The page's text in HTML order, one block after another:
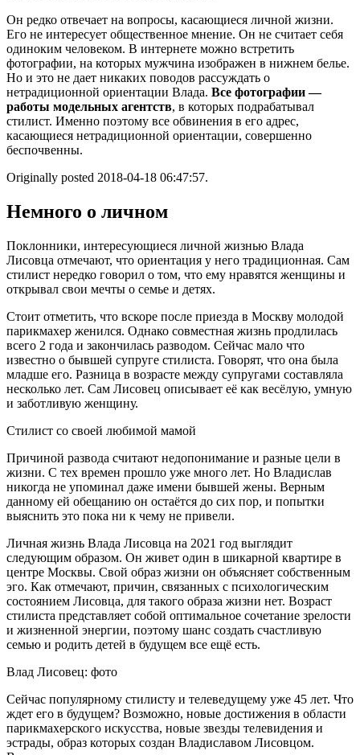
Он редко отвечает на вопросы, касающиеся личной жизни.
Его не интересует общественное мнение. Он не считает себя
одиноким человеком. В интернете можно встретить
фотографии, на которых мужчина изображен в нижнем белье.
Но и это не дает никаких поводов рассуждать о
нетрадиционной ориентации Влада. Все фотографии —
работы модельных агентств, в которых подрабатывал
стилист. Именно поэтому все обвинения в его адрес,
касающиеся нетрадиционной ориентации, совершенно
беспочвенны.
Originally posted 2018-04-18 06:47:57.
Немного о личном
Поклонники, интересующиеся личной жизнью Влада
Лисовца отмечают, что ориентация у него традиционная. Сам
стилист нередко говорил о том, что ему нравятся женщины и
открывал свои мечты о семье и детях.
Стоит отметить, что вскоре после приезда в Москву молодой
парикмахер женился. Однако совместная жизнь продлилась
всего 2 года и закончилась разводом. Сейчас мало что
известно о бывшей супруге стилиста. Говорят, что она была
младше его. Разница в возрасте между супругами составляла
несколько лет. Сам Лисовец описывает её как весёлую, умную
и заботливую женщину.
Стилист со своей любимой мамой
Причиной развода считают недопонимание и разные цели в
жизни. С тех времен прошло уже много лет. Но Владислав
никогда не упоминал даже имени бывшей жены. Верным
данному ей обещанию он остаётся до сих пор, и попытки
выяснить это пока ни к чему не привели.
Личная жизнь Влада Лисовца на 2021 год выглядит
следующим образом. Он живет один в шикарной квартире в
центре Москвы. Свой образ жизни он объясняет собственным
эго. Как отмечают, причин, связанных с психологическим
состоянием Лисовца, для такого образа жизни нет. Возраст
стилиста представляет собой оптимальное сочетание зрелости
и жизненной энергии, поэтому шанс создать счастливую
семью и родить детей в будущем все ещё есть.
Влад Лисовец: фото
Сейчас популярному стилисту и телеведущему уже 45 лет. Что
ждет его в будущем? Возможно, новые достижения в области
парикмахерского искусства, новые звезды телевидения и
эстрады, образ которых создан Владиславом Лисовцом.